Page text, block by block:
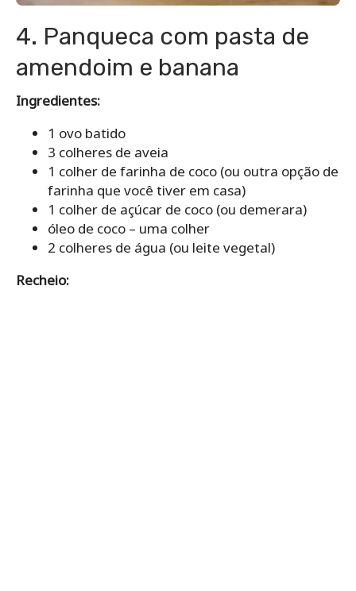
4. Panqueca com pasta de
amendoim e banana
Ingredientes:
1 ovo batido
3 colheres de aveia
1 colher de farinha de coco (ou outra opção de
farinha que você tiver em casa)
1 colher de açúcar de coco (ou demerara)
óleo de coco – uma colher
2 colheres de água (ou leite vegetal)
Recheio: